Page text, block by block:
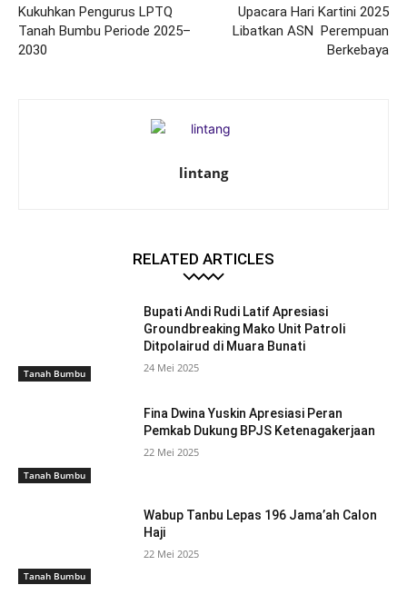
Kukuhkan Pengurus LPTQ
Tanah Bumbu Periode 2025–
2030
Upacara Hari Kartini 2025
Libatkan ASN Perempuan
Berkebaya
lintang
RELATED ARTICLES
Tanah Bumbu
Bupati Andi Rudi Latif Apresiasi
Groundbreaking Mako Unit Patroli
Ditpolairud di Muara Bunati
24 Mei 2025
Tanah Bumbu
Fina Dwina Yuskin Apresiasi Peran
Pemkab Dukung BPJS Ketenagakerjaan
22 Mei 2025
Tanah Bumbu
Wabup Tanbu Lepas 196 Jama’ah Calon
Haji
22 Mei 2025